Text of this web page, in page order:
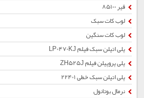
قیر 85100
لوب کات سبک
لوب کات سنگین
پلی اتیلن سبک فیلم LP0470KJ
پلی پروپیلن فیلم ZH525J
پلی اتیلن سبک خطی 22401
نرمال بوتانول